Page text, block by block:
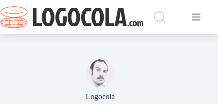
过
内
容
Logocola